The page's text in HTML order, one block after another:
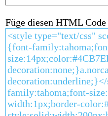
Füge diesen HTML